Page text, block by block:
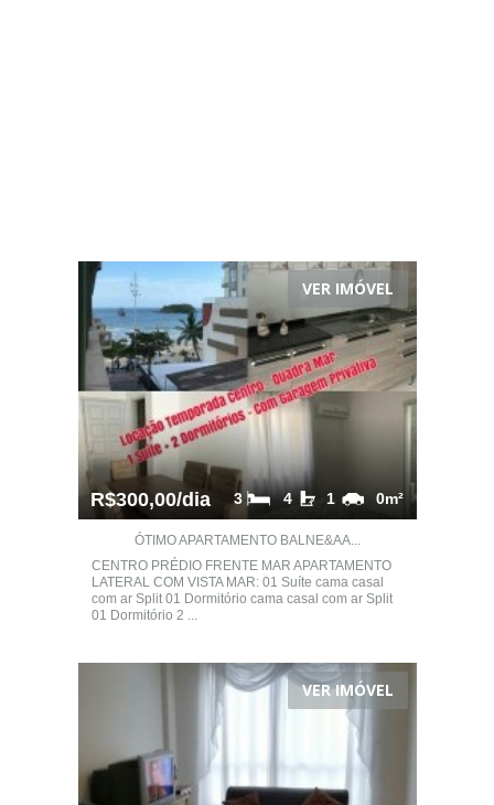
VER IMÓVEL
R$300,00/dia 0m²
1
4
3
ÓTIMO APARTAMENTO BALNE&AA...
CENTRO PRÉDIO FRENTE MAR APARTAMENTO
LATERAL COM VISTA MAR: 01 Suíte cama casal
com ar Split 01 Dormitório cama casal com ar Split
01 Dormitório 2 ...
VER IMÓVEL